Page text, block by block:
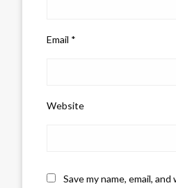
Email *
Website
Save my name, email,